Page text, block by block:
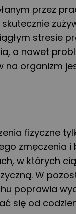
przez
stresie
a nawet
na organizm
fizyczne
zmęczenia
w których
W
poprawia
się od